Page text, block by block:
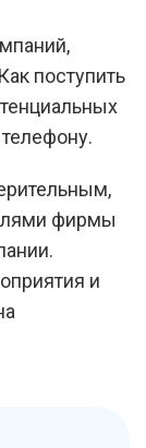
поступить
фирмы
и